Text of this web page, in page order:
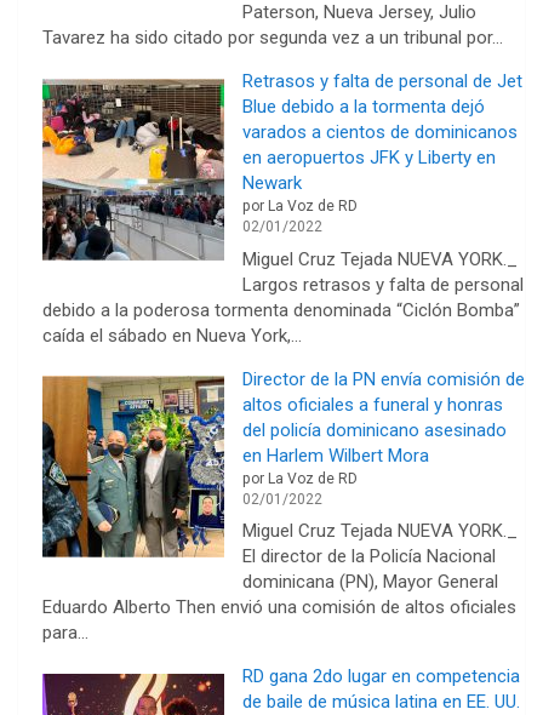
Paterson, Nueva Jersey, Julio
Tavarez ha sido citado por segunda vez a un tribunal por…
Retrasos y falta de personal de Jet
Blue debido a la tormenta dejó
varados a cientos de dominicanos
en aeropuertos JFK y Liberty en
Newark
por La Voz de RD
02/01/2022
Miguel Cruz Tejada NUEVA YORK._
Largos retrasos y falta de personal
debido a la poderosa tormenta denominada “Ciclón Bomba”
caída el sábado en Nueva York,…
Director de la PN envía comisión de
altos oficiales a funeral y honras
del policía dominicano asesinado
en Harlem Wilbert Mora
por La Voz de RD
02/01/2022
Miguel Cruz Tejada NUEVA YORK._
El director de la Policía Nacional
dominicana (PN), Mayor General
Eduardo Alberto Then envió una comisión de altos oficiales
para…
RD gana 2do lugar en competencia
de baile de música latina en EE. UU.